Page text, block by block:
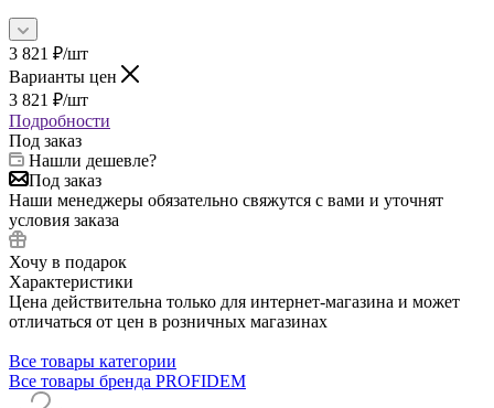
3 821 ₽/шт
Варианты цен
3 821 ₽/шт
Подробности
Под заказ
Нашли дешевле?
Под заказ
Наши менеджеры обязательно свяжутся с вами и уточнят
условия заказа
Хочу в подарок
Характеристики
Цена действительна только для интернет-магазина и может
отличаться от цен в розничных магазинах
Все товары категории
Все товары бренда PROFIDEM